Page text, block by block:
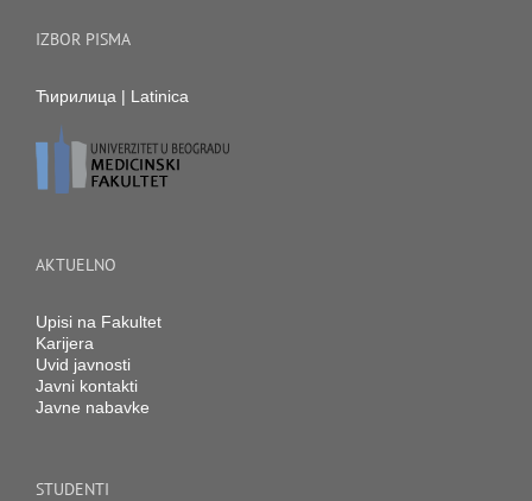
IZBOR PISMA
Ћирилица | Latinica
AKTUELNO
Upisi na Fakultet
Karijera
Uvid javnosti
Javni kontakti
Javne nabavke
STUDENTI